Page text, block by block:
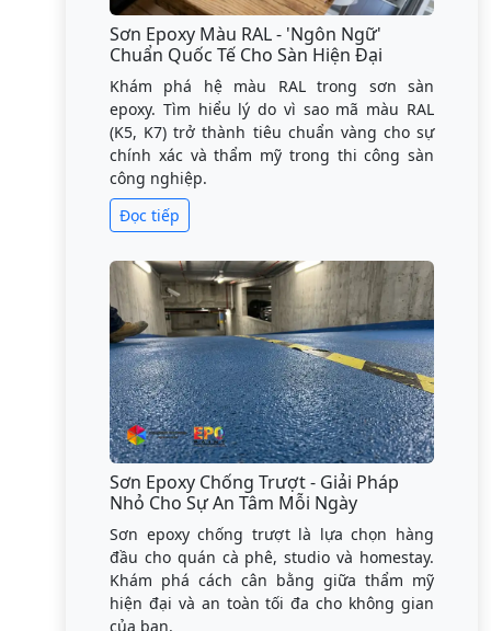
Sơn Epoxy Màu RAL - 'Ngôn Ngữ'
Chuẩn Quốc Tế Cho Sàn Hiện Đại
Khám phá hệ màu RAL trong sơn sàn
epoxy. Tìm hiểu lý do vì sao mã màu RAL
(K5, K7) trở thành tiêu chuẩn vàng cho sự
chính xác và thẩm mỹ trong thi công sàn
công nghiệp.
Đọc tiếp
Sơn Epoxy Chống Trượt - Giải Pháp
Nhỏ Cho Sự An Tâm Mỗi Ngày
Sơn epoxy chống trượt là lựa chọn hàng
đầu cho quán cà phê, studio và homestay.
Khám phá cách cân bằng giữa thẩm mỹ
hiện đại và an toàn tối đa cho không gian
của bạn.